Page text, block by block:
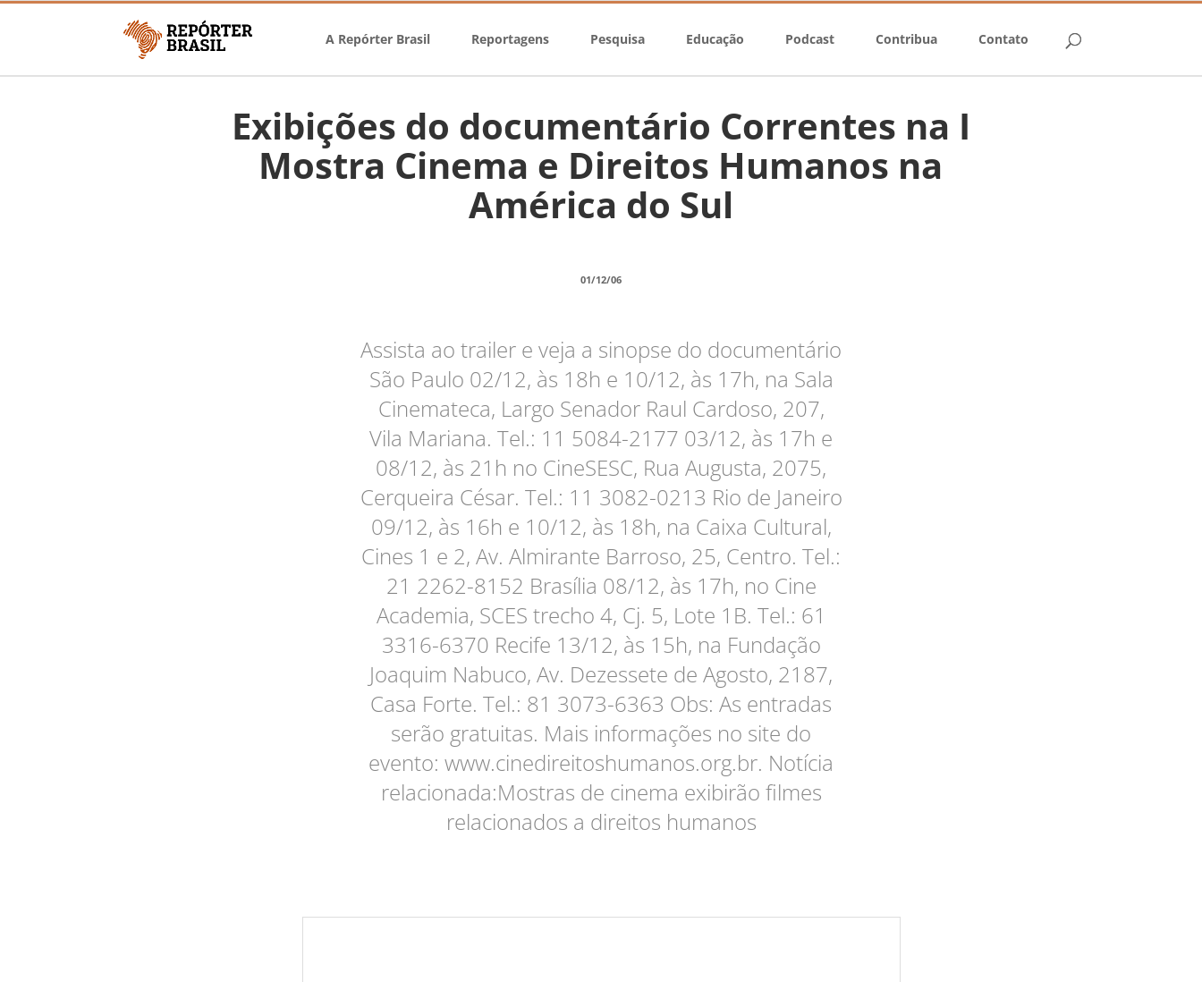
A Repórter Brasil Reportagens Pesquisa Educação Podcast Contribua Contato
Exibições do documentário Correntes na I
Mostra Cinema e Direitos Humanos na
América do Sul
01/12/06
Assista ao trailer e veja a sinopse do documentário
São Paulo 02/12, às 18h e 10/12, às 17h, na Sala
Cinemateca, Largo Senador Raul Cardoso, 207,
Vila Mariana. Tel.: 11 5084-2177 03/12, às 17h e
08/12, às 21h no CineSESC, Rua Augusta, 2075,
Cerqueira César. Tel.: 11 3082-0213 Rio de Janeiro
09/12, às 16h e 10/12, às 18h, na Caixa Cultural,
Cines 1 e 2, Av. Almirante Barroso, 25, Centro. Tel.:
21 2262-8152 Brasília 08/12, às 17h, no Cine
Academia, SCES trecho 4, Cj. 5, Lote 1B. Tel.: 61
3316-6370 Recife 13/12, às 15h, na Fundação
Joaquim Nabuco, Av. Dezessete de Agosto, 2187,
Casa Forte. Tel.: 81 3073-6363 Obs: As entradas
serão gratuitas. Mais informações no site do
evento: www.cinedireitoshumanos.org.br. Notícia
relacionada:Mostras de cinema exibirão filmes
relacionados a direitos humanos